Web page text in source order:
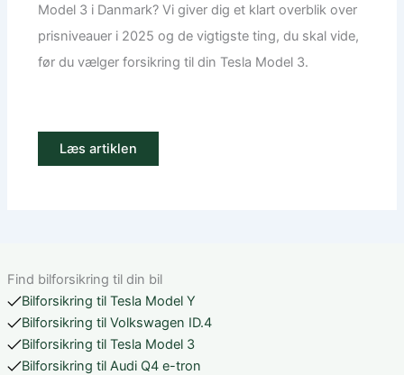
Model 3 i Danmark? Vi giver dig et klart overblik over
prisniveauer i 2025 og de vigtigste ting, du skal vide,
før du vælger forsikring til din Tesla Model 3.
Læs artiklen
Find bilforsikring til din bil
Bilforsikring til Tesla Model Y
Bilforsikring til Volkswagen ID.4
Bilforsikring til Tesla Model 3
Bilforsikring til Audi Q4 e-tron